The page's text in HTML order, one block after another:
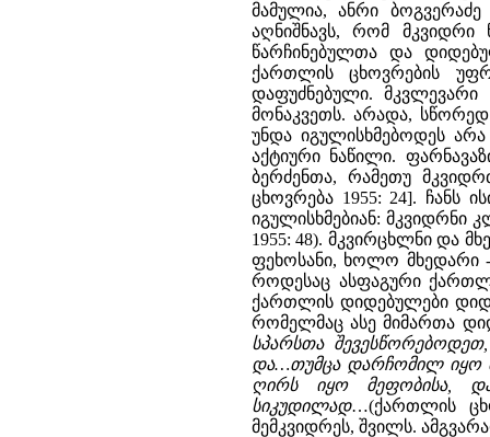
მამულია, ანრი
აღნიშნავს, რომ მკვიდრი
წარჩინებულთა და
ქართლის ცხოვრების
დაფუძნებული.
მონაკვეთს. არადა,
უნდა იგულისხმებოდეს
აქტიური ნაწილი.
ბერძენთა, რამეთუ
ცხოვრება 1955: 24]. ჩანს
იგულისხმებიან: მკვიდრნი
1955: 48). მკვირცხლნი და
ფეხოსანი, ხოლო მხედარი -
როდესაც ასფაგური
ქართლის დიდებულები დიდ
რომელმაც ასე მიმართა
სპარსთა
და…თუმცა დარჩომილ იყო
ღირს იყო მეფობისა,
სიკუდილად…(ქართლის
მემკვიდრეს, შვილს.